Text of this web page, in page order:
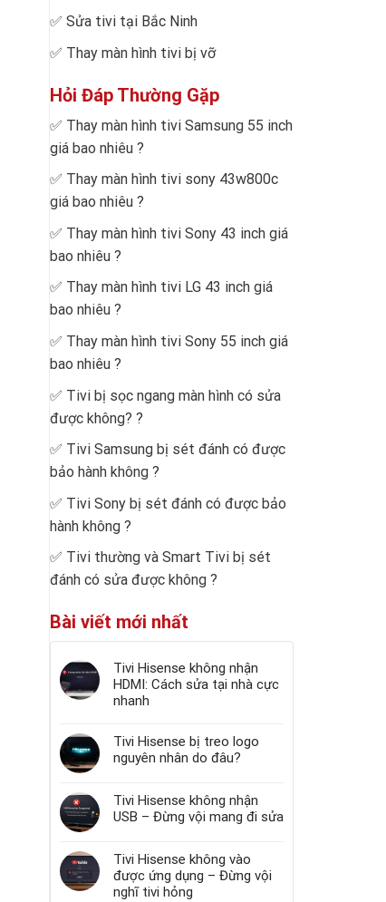
✅ Sửa tivi tại Bắc Ninh
✅ Thay màn hình tivi bị vỡ
Hỏi Đáp Thường Gặp
✅ Thay màn hình tivi Samsung 55 inch
giá bao nhiêu ?
✅ Thay màn hình tivi sony 43w800c
giá bao nhiêu ?
✅ Thay màn hình tivi Sony 43 inch giá
bao nhiêu ?
✅ Thay màn hình tivi LG 43 inch giá
bao nhiêu ?
✅ Thay màn hình tivi Sony 55 inch giá
bao nhiêu ?
✅ Tivi bị sọc ngang màn hình có sửa
được không? ?
✅ Tivi Samsung bị sét đánh có được
bảo hành không ?
✅ Tivi Sony bị sét đánh có được bảo
hành không ?
✅ Tivi thường và Smart Tivi bị sét
đánh có sửa được không ?
Bài viết mới nhất
Tivi Hisense không nhận
HDMI: Cách sửa tại nhà cực
nhanh
Tivi Hisense bị treo logo
nguyên nhân do đâu?
Tivi Hisense không nhận
USB – Đừng vội mang đi sửa
Tivi Hisense không vào
được ứng dụng – Đừng vội
nghĩ tivi hỏng